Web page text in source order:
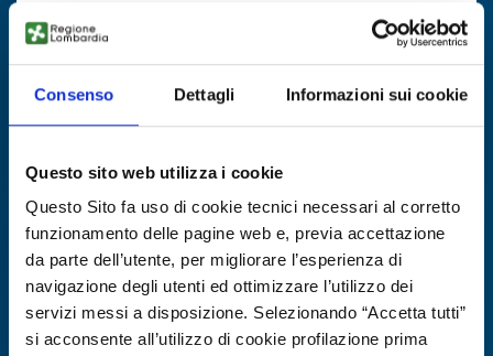
Consenso Dettagli Informazioni sui cookie
Questo sito web utilizza i cookie
Questo Sito fa uso di cookie tecnici necessari al corretto
funzionamento delle pagine web e, previa accettazione
da parte dell’utente, per migliorare l’esperienza di
navigazione degli utenti ed ottimizzare l’utilizzo dei
servizi messi a disposizione. Selezionando “Accetta tutti”
si acconsente all’utilizzo di cookie profilazione prima
ID EEN: TOGB20251104010